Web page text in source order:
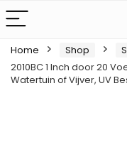
Home Shop
2010BC 1 Inch door 20
Watertuin of Vijver, UV